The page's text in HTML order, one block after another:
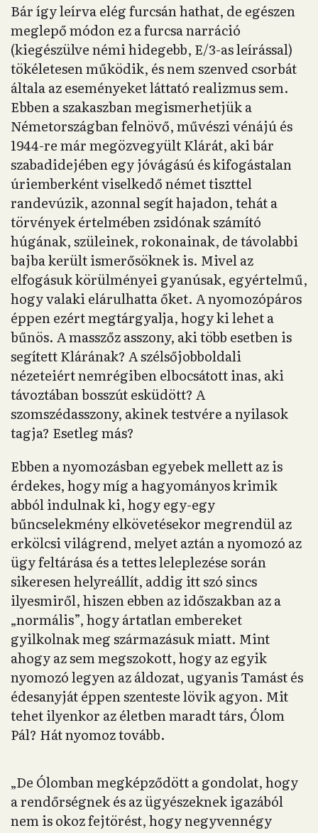
Bár így leírva elég furcsán hathat, de egészen
meglepő módon ez a furcsa narráció
(kiegészülve némi hidegebb, E/3-as leírással)
tökéletesen működik, és nem szenved csorbát
általa az eseményeket láttató realizmus sem.
Ebben a szakaszban megismerhetjük a
Németországban felnövő, művészi vénájú és
1944-re már megözvegyült Klárát, aki bár
szabadidejében egy jóvágású és kifogástalan
úriemberként viselkedő német tiszttel
randevúzik, azonnal segít hajadon, tehát a
törvények értelmében zsidónak számító
húgának, szüleinek, rokonainak, de távolabbi
bajba került ismerősöknek is. Mivel az
elfogásuk körülményei gyanúsak, egyértelmű,
hogy valaki elárulhatta őket. A nyomozópáros
éppen ezért megtárgyalja, hogy ki lehet a
bűnös. A masszőz asszony, aki több esetben is
segített Klárának? A szélsőjobboldali
nézeteiért nemrégiben elbocsátott inas, aki
távoztában bosszút esküdött? A
szomszédasszony, akinek testvére a nyilasok
tagja? Esetleg más?
Ebben a nyomozásban egyebek mellett az is
érdekes, hogy míg a hagyományos krimik
abból indulnak ki, hogy egy-egy
bűncselekmény elkövetésekor megrendül az
erkölcsi világrend, melyet aztán a nyomozó az
ügy feltárása és a tettes leleplezése során
sikeresen helyreállít, addig itt szó sincs
ilyesmiről, hiszen ebben az időszakban az a
„normális”, hogy ártatlan embereket
gyilkolnak meg származásuk miatt. Mint
ahogy az sem megszokott, hogy az egyik
nyomozó legyen az áldozat, ugyanis Tamást és
édesanyját éppen szenteste lövik agyon. Mit
tehet ilyenkor az életben maradt társ, Ólom
Pál? Hát nyomoz tovább.
„De Ólomban megképződött a gondolat, hogy
a rendőrségnek és az ügyészeknek igazából
nem is okoz fejtörést, hogy negyvennégy